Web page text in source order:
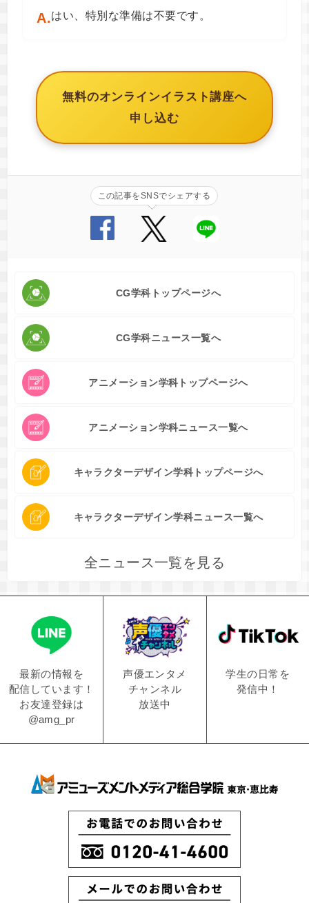
A.はい、特別な準備は不要です。
無料のオンラインイラスト講座へ
申し込む
この記事をSNSでシェアする
CG学科トップページへ
CG学科ニュース一覧へ
アニメーション学科トップページへ
アニメーション学科ニュース一覧へ
キャラクターデザイン学科トップページへ
キャラクターデザイン学科ニュース一覧へ
全ニュース一覧を見る
最新の情報を
配信しています！
お友達登録は
@amg_pr
声優エンタメ
チャンネル
放送中
学生の日常を
発信中！